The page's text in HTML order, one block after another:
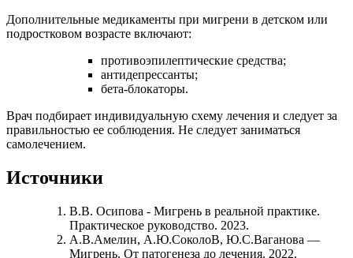
Дополнительные медикаменты при мигрени в детском или
подростковом возрасте включают:
противоэпилептические средства;
антидепрессанты;
бета-блокаторы.
Врач подбирает индивидуальную схему лечения и следует за
правильностью ее соблюдения. Не следует заниматься
самолечением.
Источники
В.В. Осипова - Мигрень в реальной практике.
Практическое руководство. 2023.
А.В.Амелин, А.Ю.СоколоВ, Ю.С.Ваганова —
Мигрень. От патогенеза до лечения. 2022.